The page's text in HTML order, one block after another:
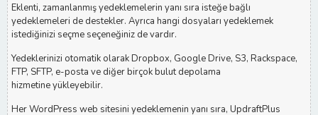
Eklenti, zamanlanmış yedeklemelerin yanı sıra isteğe bağlı
yedeklemeleri de destekler. Ayrıca hangi dosyaları yedeklemek
istediğinizi seçme seçeneğiniz de vardır.
Yedeklerinizi otomatik olarak Dropbox, Google Drive, S3, Rackspace,
FTP, SFTP, e-posta ve diğer birçok bulut depolama
hizmetine yükleyebilir.
Her WordPress web sitesini yedeklemenin yanı sıra, UpdraftPlus